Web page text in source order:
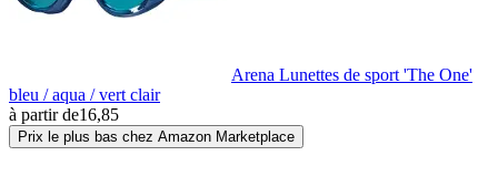
Arena Lunettes de sport 'The One'
bleu / aqua / vert clair
à partir de16,85
Prix le plus bas chez Amazon Marketplace